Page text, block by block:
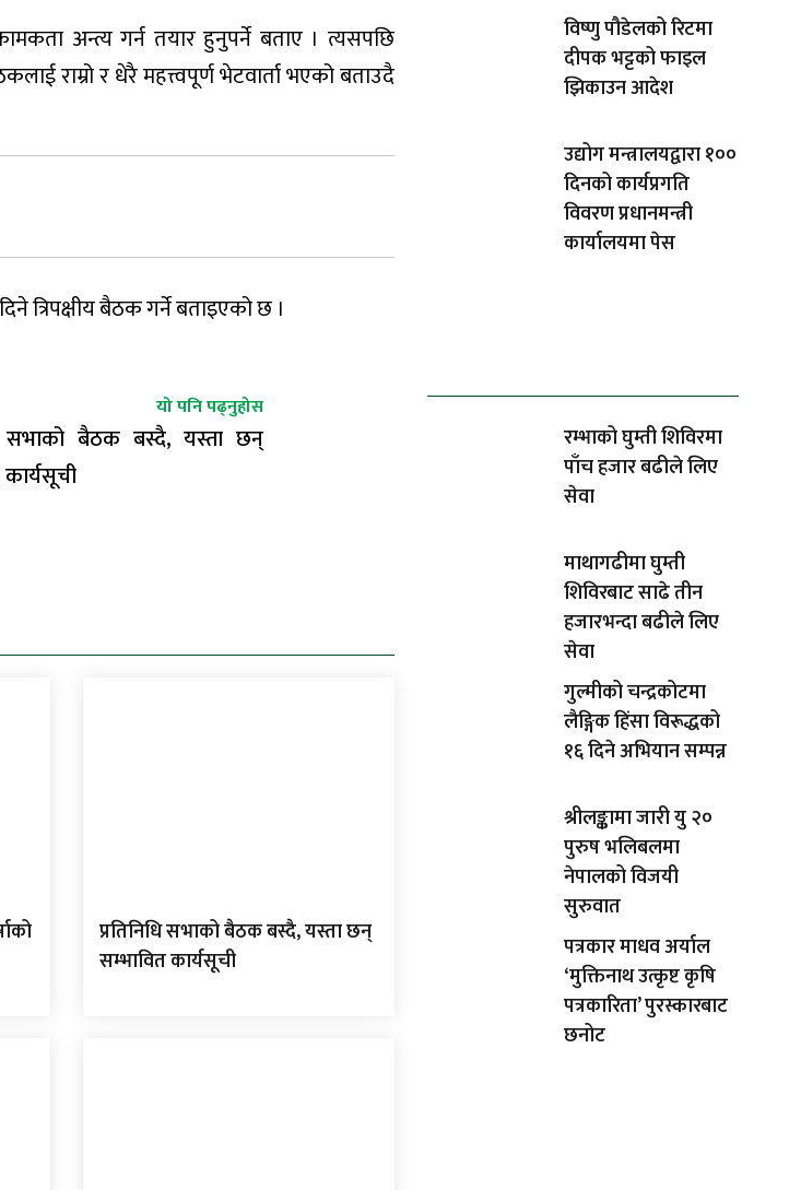
अन्त्य गर्न तयार हुनुपर्ने बताए । त्यसपछि
राम्रो र धेरै महत्त्वपूर्ण भेटवार्ता भएको बताउदै
त्रिपक्षीय बैठक गर्ने बताइएको छ ।
यो पनि पढ्नुहोस
सभाको बैठक बस्दै, यस्ता छन्
प्रतिनिधि सभाको बैठक बस्दै, यस्ता छन्
सम्भावित कार्यसूची
विष्णु पौडेलको रिटमा
दीपक भट्टको फाइल
झिकाउन आदेश
उद्योग मन्त्रालयद्वारा १००
दिनको कार्यप्रगति
विवरण प्रधानमन्त्री
कार्यालयमा पेस
रम्भाको घुम्ती शिविरमा
पाँच हजार बढीले लिए
सेवा
माथागढीमा घुम्ती
शिविरबाट साढे तीन
हजारभन्दा बढीले लिए
सेवा
गुल्मीको चन्द्रकोटमा
लैङ्गिक हिंसा विरूद्धको
१६ दिने अभियान सम्पन्न
श्रीलङ्कामा जारी यु २०
पुरुष भलिबलमा
नेपालको विजयी
सुरुवात
पत्रकार माधव अर्याल
‘मुक्तिनाथ उत्कृष्ट कृषि
पत्रकारिता’ पुरस्कारबाट
छनोट